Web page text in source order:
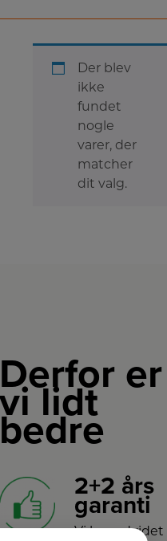
Der blev
ikke
fundet
nogle
varer, der
matcher
dit valg.
Derfor er
vi lidt
bedre
2+2 års
garanti
Vi har udvidet